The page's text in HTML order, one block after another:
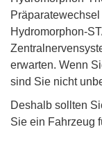
Hydromorphon-
erwarten. Wenn
sind Sie nicht
Deshalb sollten
Sie ein Fahrzeug